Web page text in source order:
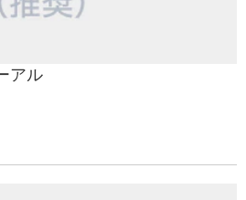
アル